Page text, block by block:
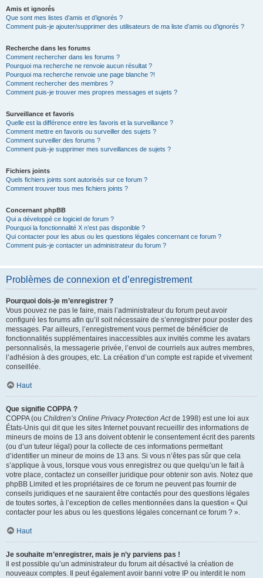
Amis et ignorés
Que sont mes listes d’amis et d’ignorés ?
Comment puis-je ajouter/supprimer des utilisateurs de ma liste d’amis ou d’ignorés ?
Recherche dans les forums
Comment rechercher dans les forums ?
Pourquoi ma recherche ne renvoie aucun résultat ?
Pourquoi ma recherche renvoie une page blanche ?!
Comment rechercher des membres ?
Comment puis-je trouver mes propres messages et sujets ?
Surveillance et favoris
Quelle est la différence entre les favoris et la surveillance ?
Comment mettre en favoris ou surveiller des sujets ?
Comment surveiller des forums ?
Comment puis-je supprimer mes surveillances de sujets ?
Fichiers joints
Quels fichiers joints sont autorisés sur ce forum ?
Comment trouver tous mes fichiers joints ?
Concernant phpBB
Qui a développé ce logiciel de forum ?
Pourquoi la fonctionnalité X n’est pas disponible ?
Qui contacter pour les abus ou les questions légales concernant ce forum ?
Comment puis-je contacter un administrateur du forum ?
Problèmes de connexion et d’enregistrement
Pourquoi dois-je m’enregistrer ?
Vous pouvez ne pas le faire, mais l’administrateur du forum peut avoir
configuré les forums afin qu’il soit nécessaire de s’enregistrer pour poster des
messages. Par ailleurs, l’enregistrement vous permet de bénéficier de
fonctionnalités supplémentaires inaccessibles aux invités comme les avatars
personnalisés, la messagerie privée, l’envoi de courriels aux autres membres,
l’adhésion à des groupes, etc. La création d’un compte est rapide et vivement
conseillée.
Haut
Que signifie COPPA ?
COPPA (ou Children’s Online Privacy Protection Actde 1998) est une loi aux
États-Unis qui dit que les sites Internet pouvant recueillir des informations de
mineurs de moins de 13 ans doivent obtenir le consentement écrit des parents
(ou d’un tuteur légal) pour la collecte de ces informations permettant
d’identifier un mineur de moins de 13 ans. Si vous n’êtes pas sûr que cela
s’applique à vous, lorsque vous vous enregistrez ou que quelqu’un le fait à
votre place, contactez un conseiller juridique pour obtenir son avis. Notez que
phpBB Limited et les propriétaires de ce forum ne peuvent pas fournir de
conseils juridiques et ne sauraient être contactés pour des questions légales
de toutes sortes, à l’exception de celles mentionnées dans la question « Qui
contacter pour les abus ou les questions légales concernant ce forum ? ».
Haut
Je souhaite m’enregistrer, mais je n’y parviens pas !
Il est possible qu’un administrateur du forum ait désactivé la création de
nouveaux comptes. Il peut également avoir banni votre IP ou interdit le nom